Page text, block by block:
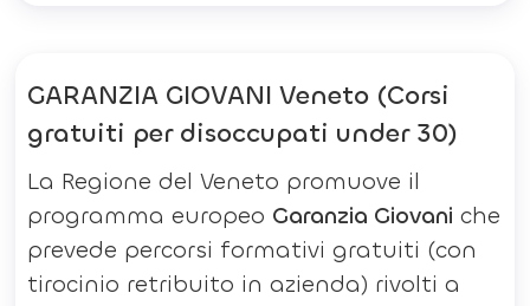
GARANZIA GIOVANI Veneto (Corsi
gratuiti per disoccupati under 30)
La Regione del Veneto promuove il
programma europeo Garanzia Giovani che
prevede percorsi formativi gratuiti (con
tirocinio retribuito in azienda) rivolti a